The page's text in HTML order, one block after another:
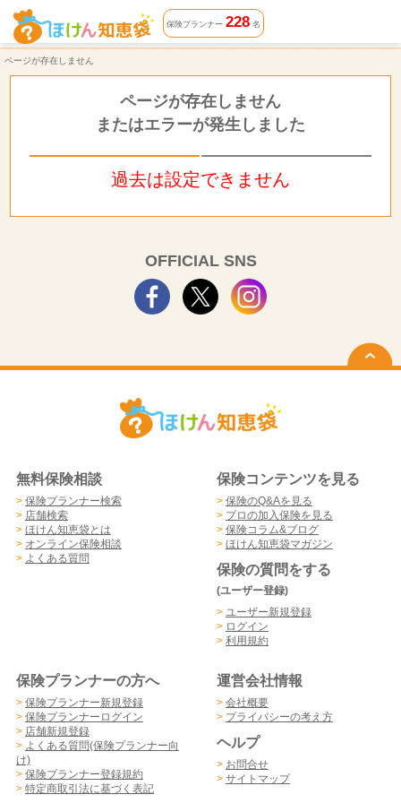
ページが存在しません | ほけん知恵袋
保険プランナー 228名
ページが存在しません
ページが存在しません
またはエラーが発生しました
過去は設定できません
OFFICIAL SNS
無料保険相談
> 保険プランナー検索
> 店舗検索
> ほけん知恵袋とは
> オンライン保険相談
> よくある質問
保険コンテンツを見る
> 保険のQ&Aを見る
> プロの加入保険を見る
> 保険コラム&ブログ
> ほけん知恵袋マガジン
保険の質問をする
(ユーザー登録)
> ユーザー新規登録
> ログイン
> 利用規約
保険プランナーの方へ
> 保険プランナー新規登録
> 保険プランナーログイン
> 店舗新規登録
> よくある質問(保険プランナー向
け)
> 保険プランナー登録規約
> 特定商取引法に基づく表記
運営会社情報
> 会社概要
> プライバシーの考え方
ヘルプ
> お問合せ
> サイトマップ